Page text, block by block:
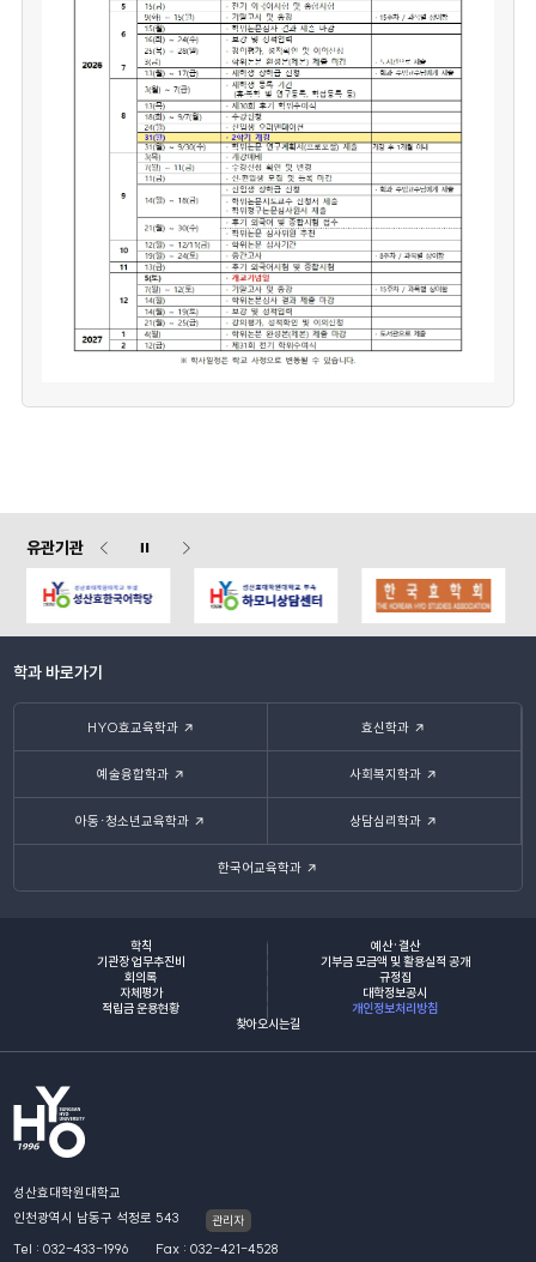
유관기관
학과 바로가기
HYO효교육학과 효신학과
예술융합학과 사회복지학과
아동·청소년교육학과 상담심리학과
한국어교육학과
학칙
예산·결산
기관장 업무추진비
기부금 모금액 및 활용실적 공개
회의록
규정집
자체평가
대학정보공시
적립금 운용현황
개인정보처리방침
찾아오시는길
성산효대학원대학교
인천광역시 남동구 석정로 543
관리자
Tel : 032-433-1996 Fax : 032-421-4528